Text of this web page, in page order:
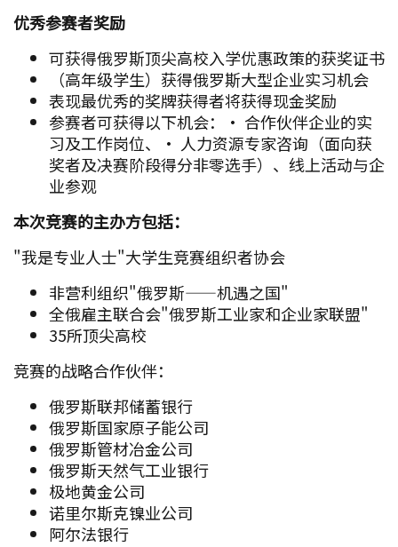
优秀参赛者奖励
可获得俄罗斯顶尖高校入学优惠政策的获奖证书
（高年级学生）获得俄罗斯大型企业实习机会
表现最优秀的奖牌获得者将获得现金奖励
参赛者可获得以下机会：• 合作伙伴企业的实
习及工作岗位、• 人力资源专家咨询（面向获
奖者及决赛阶段得分非零选手）、线上活动与企
业参观
本次竞赛的主办方包括：
"我是专业人士"大学生竞赛组织者协会
非营利组织"俄罗斯——机遇之国"
全俄雇主联合会"俄罗斯工业家和企业家联盟"
35所顶尖高校
竞赛的战略合作伙伴：
俄罗斯联邦储蓄银行
俄罗斯国家原子能公司
俄罗斯管材冶金公司
俄罗斯天然气工业银行
极地黄金公司
诺里尔斯克镍业公司
阿尔法银行